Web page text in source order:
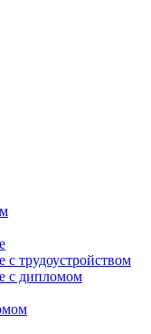
трудоустройством
с дипломом